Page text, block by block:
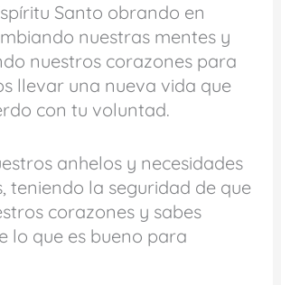
Santo obrando en
nuestras mentes y
nuestros corazones para
llevar una nueva vida que
con tu voluntad.
anhelos y necesidades
teniendo la seguridad de que
corazones y sabes
lo que es bueno para